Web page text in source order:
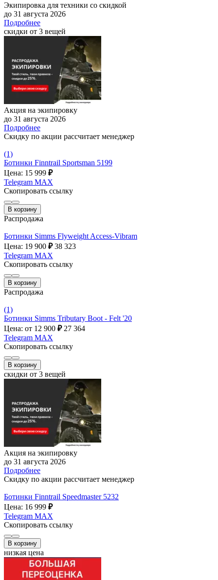
Экипировка для техники со скидкой
до 31 августа 2026
Подробнее
скидки от 3 вещей
Акция на экипировку
до 31 августа 2026
Подробнее
Скидку по акции рассчитает менеджер
(1)
Ботинки Finntrail Sportsman 5199
Цена: 15 999 ₽
Telegram MAX
Скопировать ссылку
В корзину
Распродажа
Ботинки Simms Flyweight Access-Vibram
Цена: 19 900 ₽ 38 323
Telegram MAX
Скопировать ссылку
В корзину
Распродажа
(1)
Ботинки Simms Tributary Boot - Felt '20
Цена: от 12 900 ₽ 27 364
Telegram MAX
Скопировать ссылку
В корзину
скидки от 3 вещей
Акция на экипировку
до 31 августа 2026
Подробнее
Скидку по акции рассчитает менеджер
Ботинки Finntrail Speedmaster 5232
Цена: 16 999 ₽
Telegram MAX
Скопировать ссылку
В корзину
низкая цена